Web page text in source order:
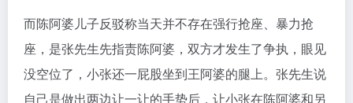
而陈阿婆儿子反驳称当天并不存在强行抢座、暴力抢
座，是张先生先指责陈阿婆，双方才发生了争执，眼见
没空位了，小张还一屁股坐到王阿婆的腿上。张先生说
自己是做出两边让一让的手势后，让小张在陈阿婆和另